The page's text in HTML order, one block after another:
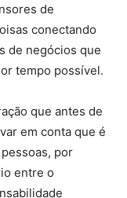
de
conectando
de negócios que
tempo possível.
que antes de
em conta que é
por
entre o